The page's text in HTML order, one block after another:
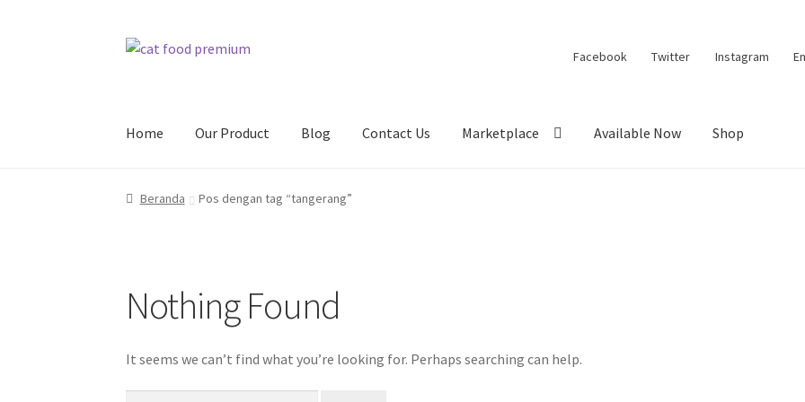
Skip
Skip
Facebook Twitter Instagram
Home Our Product Blog Contact Us Marketplace Available Now Shop
BerandaCart Cat Food Premium PurityPaw Product
Beranda Pos dengan tag “tangerang”
Nothing Found
It seems we can’t find what you’re looking for. Perhaps searching can help.